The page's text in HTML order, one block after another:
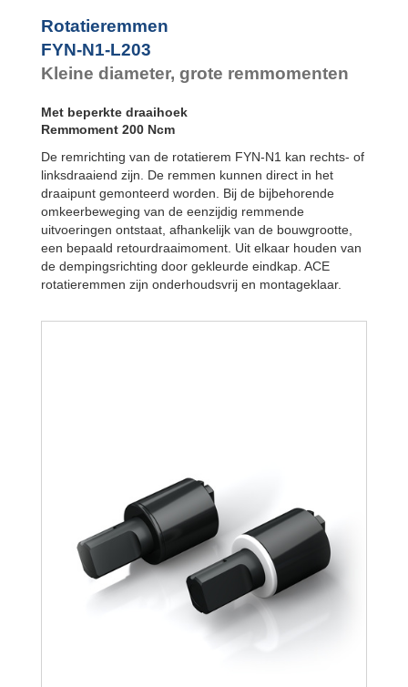
FYN-N1
FYN-S1
FYT-H1 en FYN-
FYT-LA3 en
FYN-LA3
Rotatieremmen
FYN-N1-L203
Kleine diameter, grote remmomenten
Met beperkte draaihoek
Remmoment 200 Ncm
De remrichting van de rotatierem FYN-N1 kan rechts- of
linksdraaiend zijn. De remmen kunnen direct in het
draaipunt gemonteerd worden. Bij de bijbehorende
omkeerbeweging van de eenzijdig remmende
uitvoeringen ontstaat, afhankelijk van de bouwgrootte,
een bepaald retourdraaimoment. Uit elkaar houden van
de dempingsrichting door gekleurde eindkap. ACE
rotatieremmen zijn onderhoudsvrij en montageklaar.